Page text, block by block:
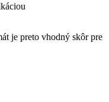
je preto vhodný skôr pre